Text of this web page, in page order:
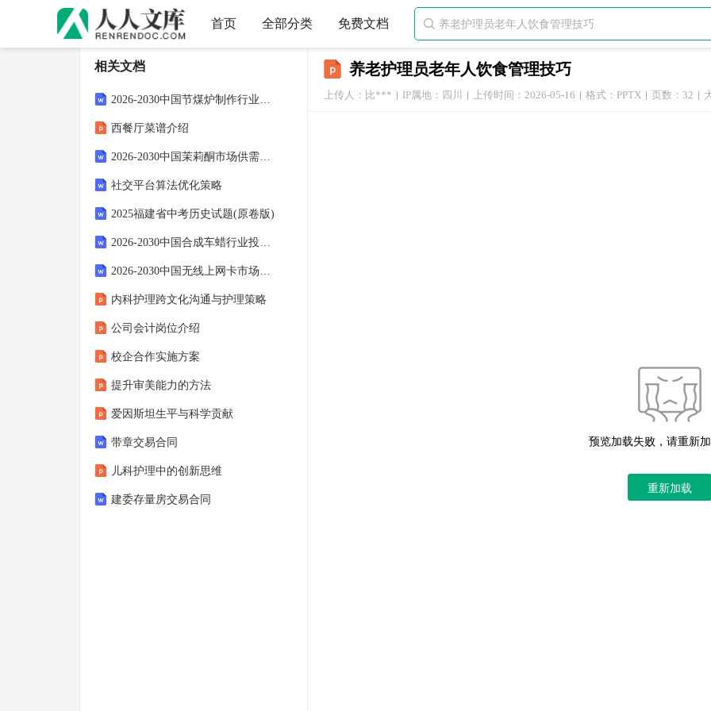
首页 全部分类 免费文档 
养老护理员老年人饮食管理技巧
上传人：比*** IP属地：四川 上传时间：2026-05-16 格式：PPTX 页数：32
预览加载失败，请重新
重新加载
相关文档
2026-2030中国节煤炉制作行业发展态势与竞争策略研究报告
西餐厅菜谱介绍
2026-2030中国茉莉酮市场供需现状及未来竞争战略规划研究报告
社交平台算法优化策略
2025福建省中考历史试题(原卷版)
2026-2030中国合成车蜡行业投资方向研究及市场前景趋势洞察研究报告
2026-2030中国无线上网卡市场经营优势与投资机会剖析报告
内科护理跨文化沟通与护理策略
公司会计岗位介绍
校企合作实施方案
提升审美能力的方法
爱因斯坦生平与科学贡献
带章交易合同
儿科护理中的创新思维
建委存量房交易合同